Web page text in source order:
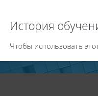
История
Чтобы использовать